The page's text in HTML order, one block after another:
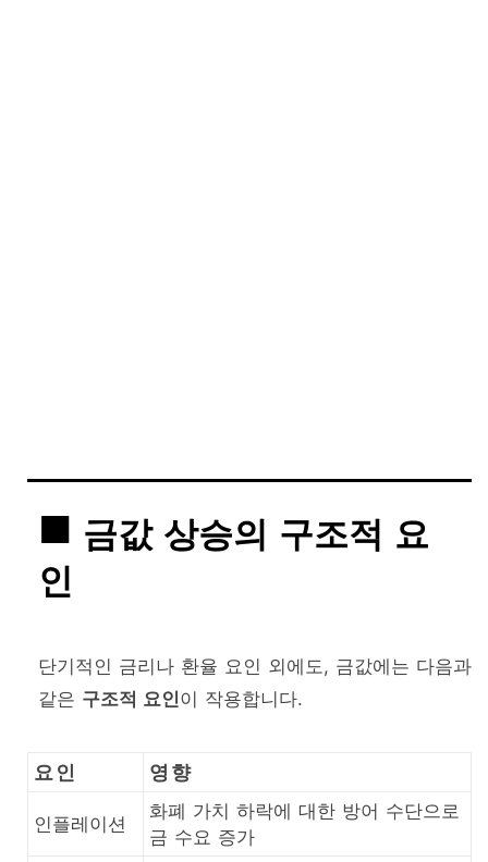
금값 상승의 구조적 요
인
단기적인 금리나 환율 요인 외에도, 금값에는 다음과
같은 구조적 요인이 작용합니다.
요인 영향
인플레이션
화폐 가치 하락에 대한 방어 수단으로
금 수요 증가